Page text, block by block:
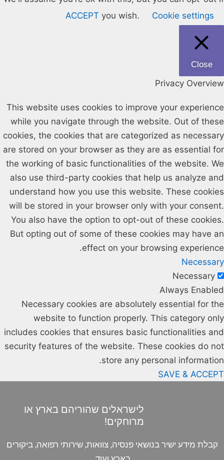
you wish.
Cookie settings
ACCEPT
Close
Privacy Overview
This website uses cookies to improve your experience
while you navigate through the website. Out of these
cookies, the cookies that are categorized as necessary
are stored on your browser as they are as essential for
the working of basic functionalities of the website. We
also use third-party cookies that help us analyze and
understand how you use this website. These cookies
will be stored in your browser only with your consent.
You also have the option to opt-out of these cookies.
But opting out of some of these cookies may have an
effect on your browsing experience.
Necessary
Necessary
Always Enabled
Necessary cookies are absolutely essential for the
website to function properly. This category only
includes cookies that ensures basic functionalities and
security features of the website. These cookies do not
store any personal information.
SAVE & ACCEPT
לישראלים שהוריהם בארץ או
מרוחקים!
קבלת מידע ישיר בנושאי פנסיה, צוואות, שירותי רפואה, ביקורים